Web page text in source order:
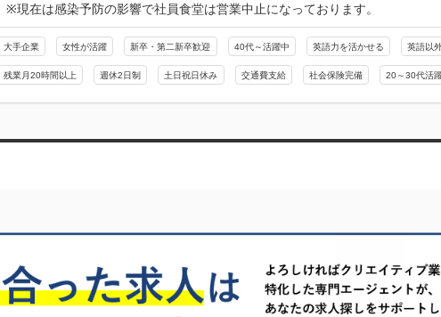
※現在は感染予防の影響で社員食堂は営業中止になっております。
大手企業 女性が活躍 新卒・第二新卒歓迎 40代～活躍中 英語力を活かせる 英語以
残業月20時間以上 週休2日制 土日祝日休み 交通費支給 社会保険完備 20～30代活